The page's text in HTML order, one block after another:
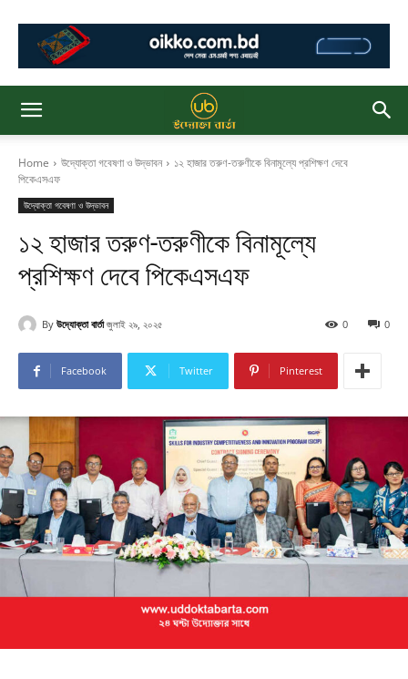
Home উদ্যোক্তা গবেষণা ও উদ্ভাবন
১২ হাজার তরুণ-তরুণীকে বিনামূল্যে প্রশিক্ষণ দেবে
পিকেএসএফ
উদ্যোক্তা গবেষণা ও উদ্ভাবন
১২ হাজার তরুণ-তরুণীকে বিনামূল্যে
প্রশিক্ষণ দেবে পিকেএসএফ
By উদ্যোক্তা বার্তা জুলাই ২৯, ২০২৫ 0
0
Facebook Twitter Pinterest